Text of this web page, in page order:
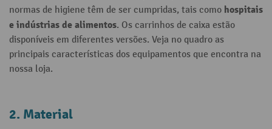
normas de higiene têm de ser cumpridas, tais como hospitais
e indústrias de alimentos. Os carrinhos de caixa estão
disponíveis em diferentes versões. Veja no quadro as
principais características dos equipamentos que encontra na
nossa loja.
2. Material